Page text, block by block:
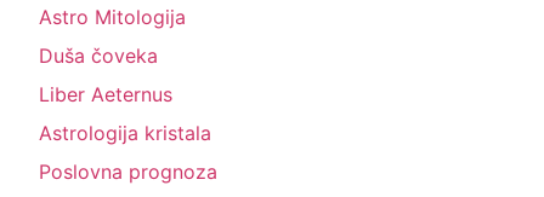
Astro Mitologija
Duša čoveka
Liber Aeternus
Astrologija kristala
Poslovna prognoza